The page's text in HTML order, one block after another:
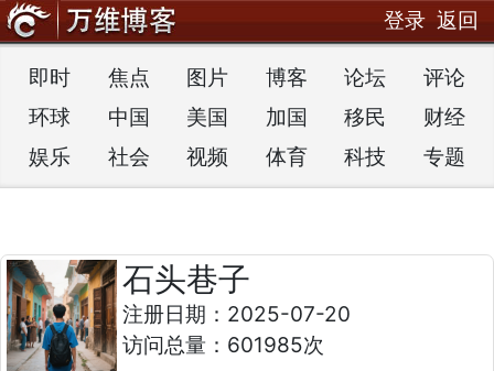
登录 返回
即时 焦点 图片 博客 论坛
评论
环球
中国 美国 加国 移民
财经
娱乐
社会 视频 体育 科技 专题
石头巷子
注册日期：2025-07-20
访问总量：601985次